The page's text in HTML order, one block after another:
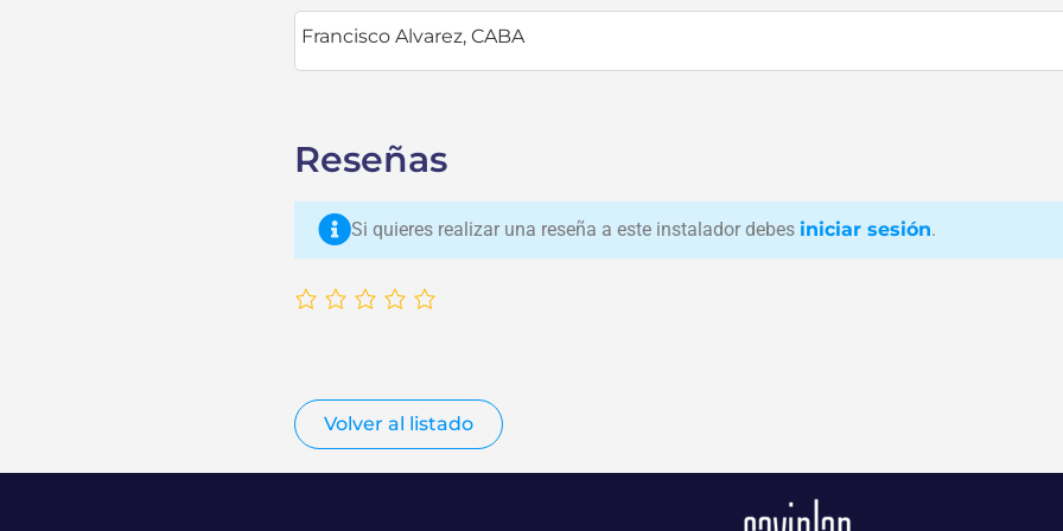
Francisco Alvarez, CABA
Reseñas
Si quieres realizar una reseña a este instalador debes iniciar sesión.
Volver al listado